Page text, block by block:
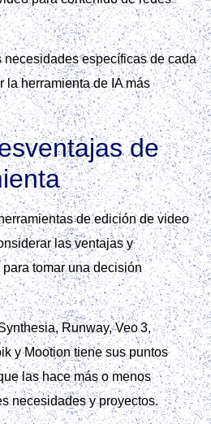
necesidades específicas de cada
la herramienta de IA más
de
de edición de video
las ventajas y
tomar una decisión
Runway, Veo 3,
y Mootion tiene sus puntos
las hace más o menos
necesidades y proyectos.